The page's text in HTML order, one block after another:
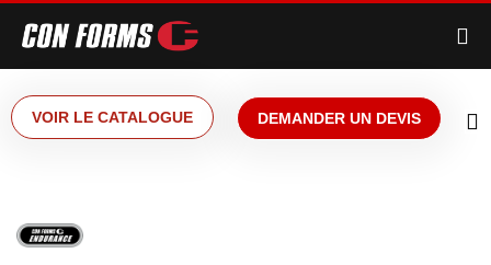
VOIR LE CATALOGUE DEMANDER UN DEVIS